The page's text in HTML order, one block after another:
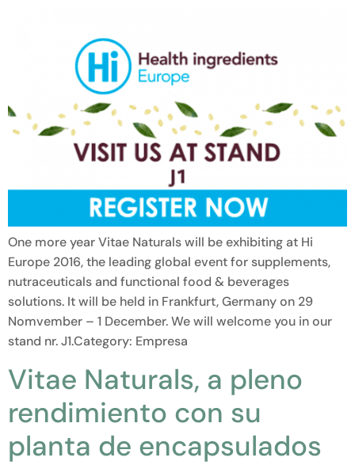
One more year Vitae Naturals will be exhibiting at Hi
Europe 2016, the leading global event for supplements,
nutraceuticals and functional food & beverages
solutions. It will be held in Frankfurt, Germany on 29
Nomvember – 1 December. We will welcome you in our
stand nr. J1.Category: Empresa
Vitae Naturals, a pleno
rendimiento con su
planta de encapsulados